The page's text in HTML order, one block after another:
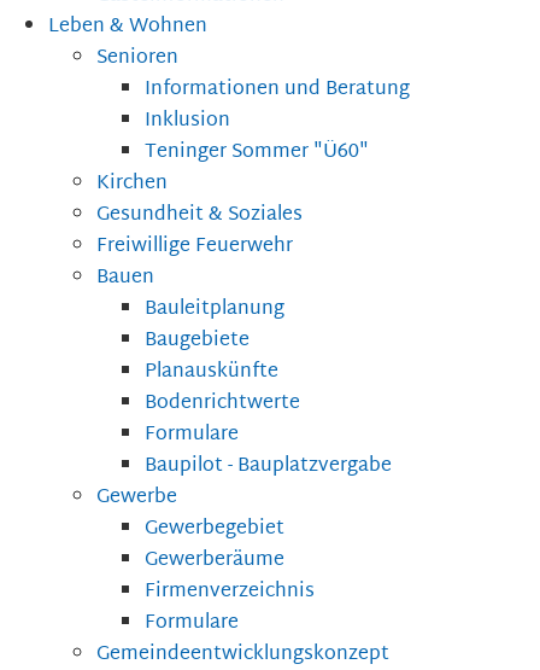
Leben & Wohnen
Senioren
Informationen und Beratung
Inklusion
Teninger Sommer "Ü60"
Kirchen
Gesundheit & Soziales
Freiwillige Feuerwehr
Bauen
Bauleitplanung
Baugebiete
Planauskünfte
Bodenrichtwerte
Formulare
Baupilot - Bauplatzvergabe
Gewerbe
Gewerbegebiet
Gewerberäume
Firmenverzeichnis
Formulare
Gemeindeentwicklungskonzept